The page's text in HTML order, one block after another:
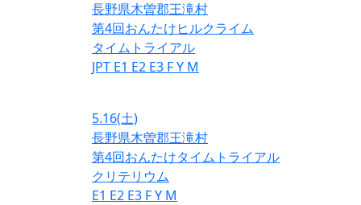
長野県木曽郡王滝村
第4回おんたけヒルクライム
タイムトライアル
JPT E1 E2 E3 FY M
5.16(土)
長野県木曽郡王滝村
第4回おんたけタイムトライアル
クリテリウム
E1 E2 E3 FY M